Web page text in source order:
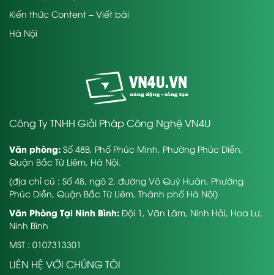
Kiến thức Content – Viết bài
Hà Nội
Công Ty TNHH Giải Pháp Công Nghệ VN4U
Văn phòng: Số 48B, Phố Phúc Minh, Phường Phúc Diễn,
Quận Bắc Từ Liêm, Hà Nội.
(địa chỉ cũ : Số 48, ngõ 2, đường Võ Quý Huân, Phường
Phúc Diễn, Quận Bắc Từ Liêm, Thành phố Hà Nội)
Văn Phòng Tại Ninh Bình: Đội 1, Văn Lâm, Ninh Hải, Hoa Lư,
Ninh Bình
MST : 0107313301
LIÊN HỆ VỚI CHÚNG TÔI